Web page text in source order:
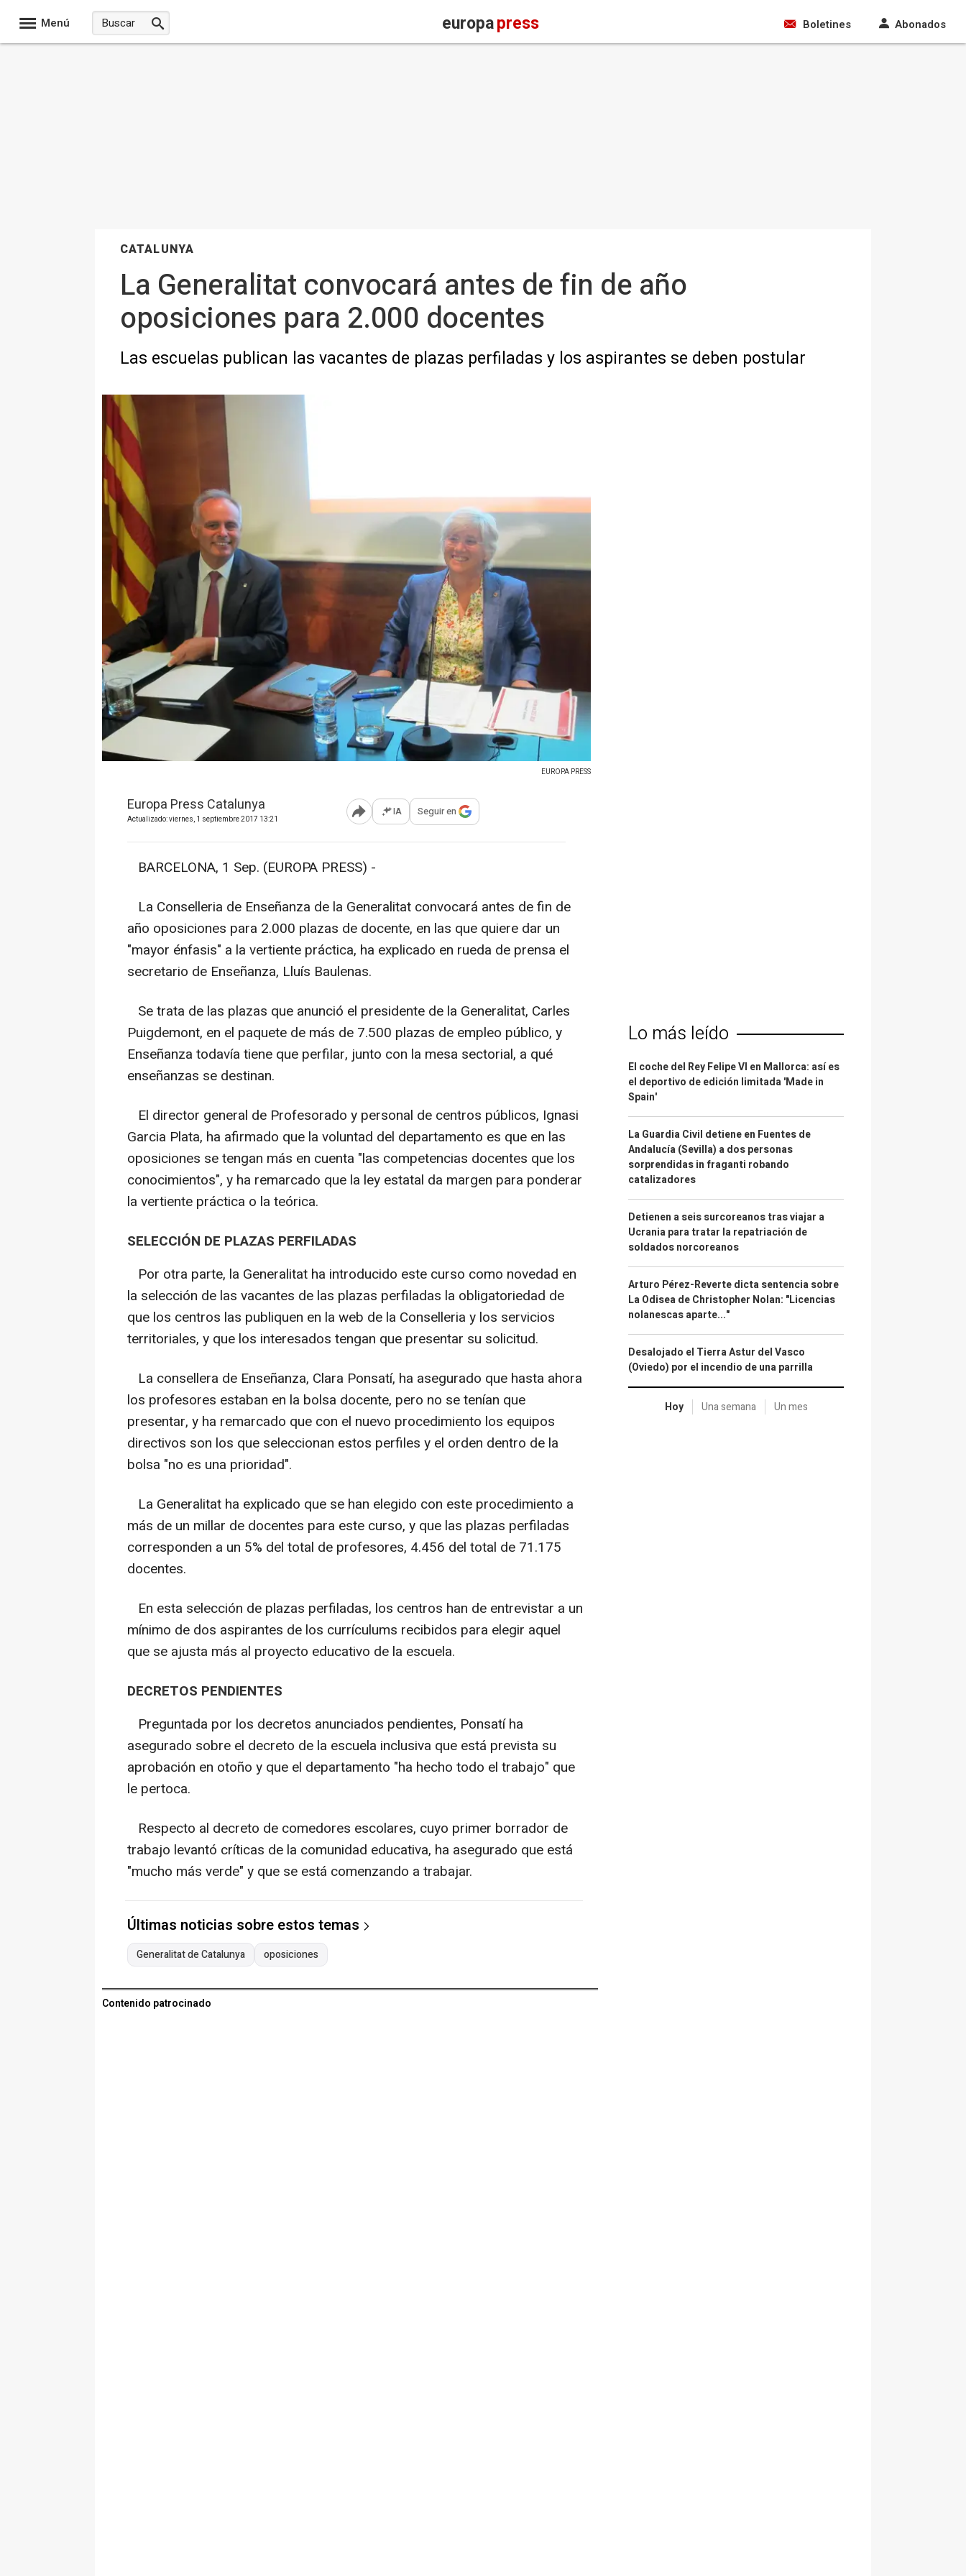
Menú europapress Boletines Abonados
CATALUNYA
La Generalitat convocará antes de fin de año
oposiciones para 2.000 docentes
Las escuelas publican las vacantes de plazas perfiladas y los aspirantes se deben postular
EUROPA PRESS
Europa Press Catalunya
Actualizado: viernes, 1 septiembre 2017 13:21 Abrir opciones para compartir
IA Seguir en
BARCELONA, 1 Sep. (EUROPA PRESS) -
La Conselleria de Enseñanza de la Generalitat convocará antes de fin de
año oposiciones para 2.000 plazas de docente, en las que quiere dar un
"mayor énfasis" a la vertiente práctica, ha explicado en rueda de prensa el
secretario de Enseñanza, Lluís Baulenas.
Se trata de las plazas que anunció el presidente de la Generalitat, Carles
Puigdemont, en el paquete de más de 7.500 plazas de empleo público, y
Enseñanza todavía tiene que perfilar, junto con la mesa sectorial, a qué
enseñanzas se destinan.
El director general de Profesorado y personal de centros públicos, Ignasi
Garcia Plata, ha afirmado que la voluntad del departamento es que en las
oposiciones se tengan más en cuenta "las competencias docentes que los
conocimientos", y ha remarcado que la ley estatal da margen para ponderar
la vertiente práctica o la teórica.
SELECCIÓN DE PLAZAS PERFILADAS
Por otra parte, la Generalitat ha introducido este curso como novedad en
la selección de las vacantes de las plazas perfiladas la obligatoriedad de
que los centros las publiquen en la web de la Conselleria y los servicios
territoriales, y que los interesados tengan que presentar su solicitud.
La consellera de Enseñanza, Clara Ponsatí, ha asegurado que hasta ahora
los profesores estaban en la bolsa docente, pero no se tenían que
presentar, y ha remarcado que con el nuevo procedimiento los equipos
directivos son los que seleccionan estos perfiles y el orden dentro de la
bolsa "no es una prioridad".
La Generalitat ha explicado que se han elegido con este procedimiento a
más de un millar de docentes para este curso, y que las plazas perfiladas
corresponden a un 5% del total de profesores, 4.456 del total de 71.175
docentes.
En esta selección de plazas perfiladas, los centros han de entrevistar a un
mínimo de dos aspirantes de los currículums recibidos para elegir aquel
que se ajusta más al proyecto educativo de la escuela.
DECRETOS PENDIENTES
Preguntada por los decretos anunciados pendientes, Ponsatí ha
asegurado sobre el decreto de la escuela inclusiva que está prevista su
aprobación en otoño y que el departamento "ha hecho todo el trabajo" que
le pertoca.
Respecto al decreto de comedores escolares, cuyo primer borrador de
trabajo levantó críticas de la comunidad educativa, ha asegurado que está
"mucho más verde" y que se está comenzando a trabajar.
Últimas noticias sobre estos temas
Generalitat de Catalunya oposiciones
Contenido patrocinado
Lo más leído
El coche del Rey Felipe VI en Mallorca: así es
el deportivo de edición limitada 'Made in
Spain'
La Guardia Civil detiene en Fuentes de
Andalucía (Sevilla) a dos personas
sorprendidas in fraganti robando
catalizadores
Detienen a seis surcoreanos tras viajar a
Ucrania para tratar la repatriación de
soldados norcoreanos
Arturo Pérez-Reverte dicta sentencia sobre
La Odisea de Christopher Nolan: "Licencias
nolanescas aparte..."
Desalojado el Tierra Astur del Vasco
(Oviedo) por el incendio de una parrilla
Hoy Una semana Un mes